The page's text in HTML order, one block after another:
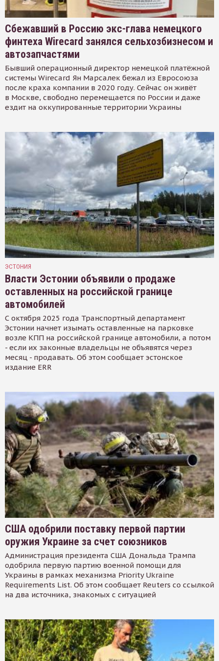
Сбежавший в Россию экс-глава немецкого
финтеха Wirecard занялся сельхозбизнесом и
автозапчастями
Бывший операционный директор немецкой платёжной
системы Wirecard Ян Марсалек бежал из Евросоюза
после краха компании в 2020 году. Сейчас он живёт
в Москве, свободно перемещается по России и даже
ездит на оккупированные территории Украины
ЭСТОНИЯ
Власти Эстонии объявили о продаже
оставленных на российской границе
автомобилей
С октября 2025 года Транспортный департамент
Эстонии начнет изымать оставленные на парковке
возле КПП на российской границе автомобили, а потом
- если их законные владельцы не объявятся через
месяц - продавать. Об этом сообщает эстонское
издание ERR
США одобрили поставку первой партии
оружия Украине за счет союзников
Администрация президента США Дональда Трампа
одобрила первую партию военной помощи для
Украины в рамках механизма Priority Ukraine
Requirements List. Об этом сообщает Reuters со ссылкой
на два источника, знакомых с ситуацией